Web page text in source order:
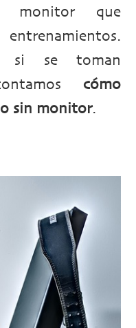
monitor que
si se toman
cómo
sin monitor.